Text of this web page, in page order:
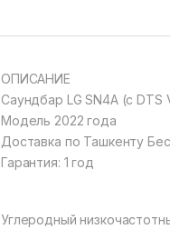
ОПИСАНИЕ
Саундбар LG SN4A (с DTS
Модель 2022 года
Доставка по Ташкенту
Гарантия: 1 год
Углеродный